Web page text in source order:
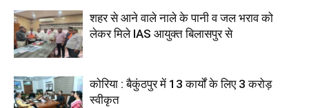
शहर से आने वाले नाले के पानी व जल भराव को
लेकर मिले IAS आयुक्त बिलासपुर से
कोरिया : बैकुंठपुर में 13 कार्यों के लिए 3 करोड़
स्वीकृत